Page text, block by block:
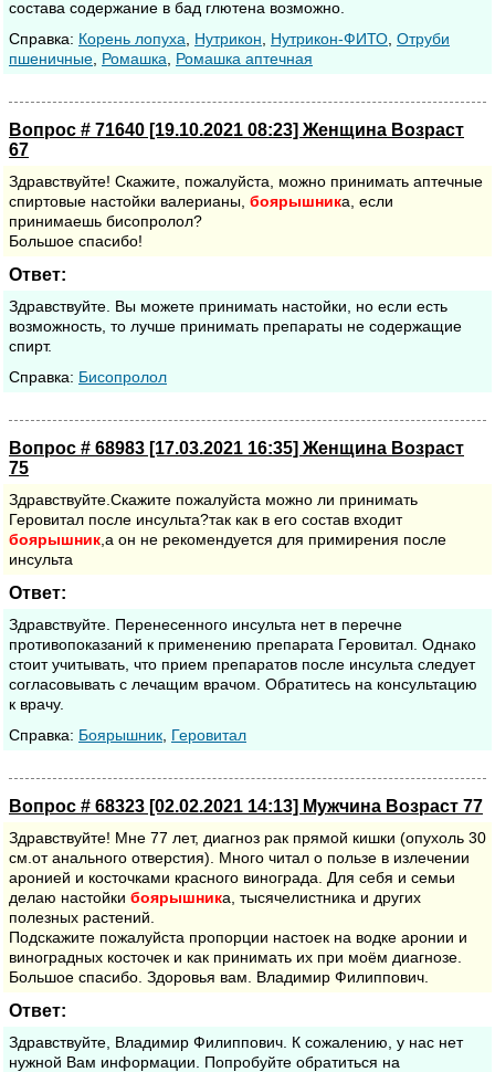
состава содержание в бад глютена возможно.
Cправка: Корень лопуха Нутрикон Нутрикон-ФИТО Отруби
пшеничные Ромашка Ромашка аптечная
Вопрос # 71640 [19.10.2021 08:23] Женщина Возраст
67
Здравствуйте! Скажите, пожалуйста, можно принимать аптечные
спиртовые настойки валерианы, боярышника, если
принимаешь бисопролол?
Большое спасибо!
Ответ:
Здравствуйте. Вы можете принимать настойки, но если есть
возможность, то лучше принимать препараты не содержащие
спирт.
Cправка: Бисопролол
Вопрос # 68983 [17.03.2021 16:35] Женщина Возраст
75
Здравствуйте.Скажите пожалуйста можно ли принимать
Геровитал после инсульта?так как в его состав входит
боярышник ,а он не рекомендуется для примирения после
инсульта
Ответ:
Здравствуйте. Перенесенного инсульта нет в перечне
противопоказаний к применению препарата Геровитал. Однако
стоит учитывать, что прием препаратов после инсульта следует
согласовывать с лечащим врачом. Обратитесь на консультацию
к врачу.
Cправка: Боярышник Геровитал
Вопрос # 68323 [02.02.2021 14:13] Мужчина Возраст 77
Здравствуйте! Мне 77 лет, диагноз рак прямой кишки (опухоль 30
см.от анального отверстия). Много читал о пользе в излечении
аронией и косточками красного винограда. Для себя и семьи
делаю настойки боярышника, тысячелистника и других
полезных растений.
Подскажите пожалуйста пропорции настоек на водке аронии и
виноградных косточек и как принимать их при моём диагнозе.
Большое спасибо. Здоровья вам. Владимир Филиппович.
Ответ:
Здравствуйте, Владимир Филиппович. К сожалению, у нас нет
нужной Вам информации. Попробуйте обратиться на